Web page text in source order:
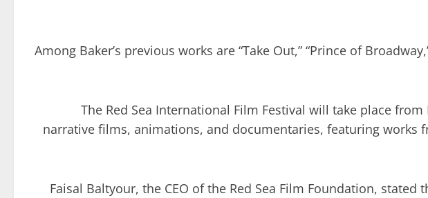
Among Baker’s previous works are “Take Out,” “Prince of
The Red Sea International Film Festival will take place
narrative films, animations, and documentaries, featuring
Faisal Baltyour, the CEO of the Red Sea Film Foundation,